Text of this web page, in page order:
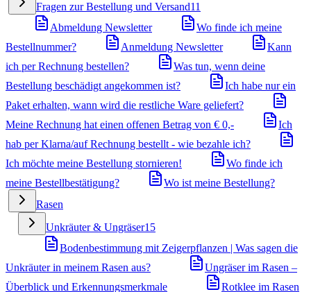
Fragen zur Bestellung und Versand11
Abmeldung Newsletter
Wo finde ich meine
Bestellnummer?
Anmeldung Newsletter
Kann
ich per Rechnung bestellen?
Was tun, wenn deine
Bestellung beschädigt angekommen ist?
Ich habe nur ein
Paket erhalten, wann wird die restliche Ware geliefert?
Meine Rechnung hat einen offenen Betrag von € 0,-
Ich
hab per Klarna/auf Rechnung bestellt - wie bezahle ich?
Ich möchte meine Bestellung stornieren!
Wo finde ich
meine Bestellbestätigung?
Wo ist meine Bestellung?
Rasen
Unkräuter & Ungräser15
Bodenbestimmung mit Zeigerpflanzen | Was sagen die
Unkräuter in meinem Rasen aus?
Ungräser im Rasen –
Überblick und Erkennungsmerkmale
Rotklee im Rasen